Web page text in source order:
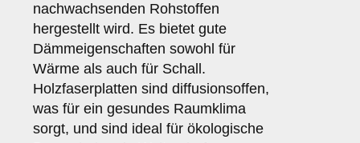
nachwachsenden Rohstoffen
hergestellt wird. Es bietet gute
Dämmeigenschaften sowohl für
Wärme als auch für Schall.
Holzfaserplatten sind diffusionsoffen,
was für ein gesundes Raumklima
sorgt, und sind ideal für ökologische